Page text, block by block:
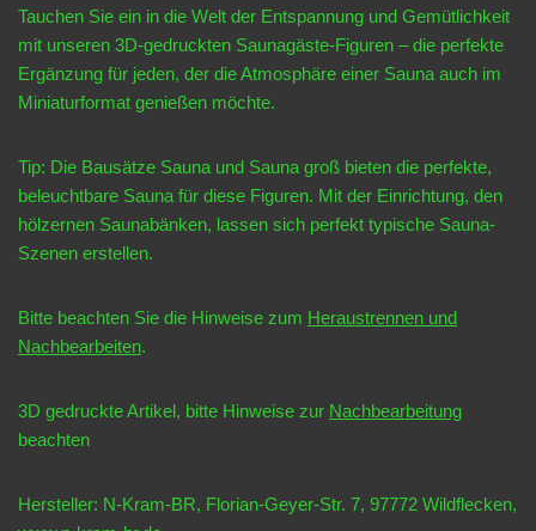
Tauchen Sie ein in die Welt der Entspannung und Gemütlichkeit
mit unseren 3D-gedruckten Saunagäste-Figuren – die perfekte
Ergänzung für jeden, der die Atmosphäre einer Sauna auch im
Miniaturformat genießen möchte.
Tip: Die Bausätze Sauna und Sauna groß bieten die perfekte,
beleuchtbare Sauna für diese Figuren. Mit der Einrichtung, den
hölzernen Saunabänken, lassen sich perfekt typische Sauna-
Szenen erstellen.
Bitte beachten Sie die Hinweise zum Heraustrennen und
Nachbearbeiten.
3D gedruckte Artikel, bitte Hinweise zur Nachbearbeitung
beachten
Hersteller: N-Kram-BR, Florian-Geyer-Str. 7, 97772 Wildflecken,